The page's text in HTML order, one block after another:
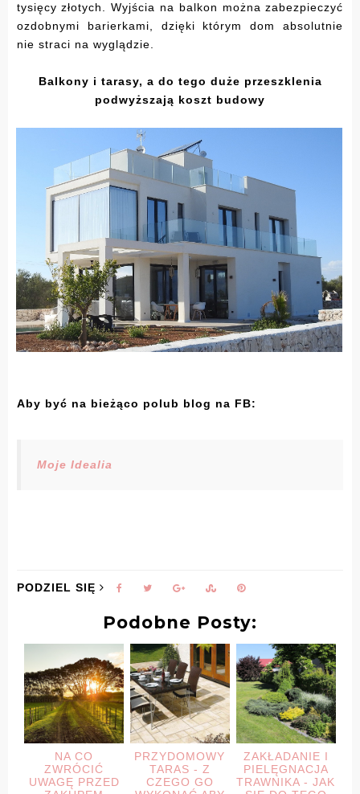
tysięcy złotych. Wyjścia na balkon można zabezpieczyć
ozdobnymi barierkami, dzięki którym dom absolutnie
nie straci na wyglądzie.
Balkony i tarasy, a do tego duże przeszklenia
podwyższają koszt budowy
Aby być na bieżąco polub blog na FB:
Moje Idealia
PODZIEL SIĘ
Podobne Posty:
NA CO
ZWRÓCIĆ
UWAGĘ PRZED
PRZYDOMOWY
TARAS - Z
CZEGO GO
ZAKŁADANIE I
PIELĘGNACJA
TRAWNIKA - JAK